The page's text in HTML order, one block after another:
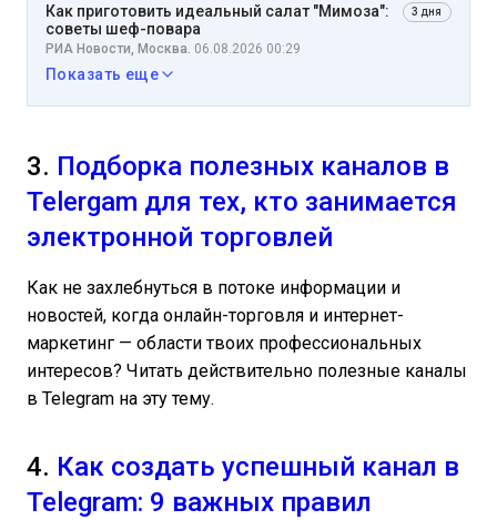
Как приготовить идеальный салат "Мимоза":
советы шеф-повара
3 дня
РИА Новости, Москва. 06.08.2026 00:29
Показать еще
3. Подборка полезных каналов в
Telergam для тех, кто занимается
электронной торговлей
Как не захлебнуться в потоке информации и
новостей, когда онлайн-торговля и интернет-
маркетинг — области твоих профессиональных
интересов? Читать действительно полезные каналы
в Telegram на эту тему.
4. Как создать успешный канал в
Telegram: 9 важных правил